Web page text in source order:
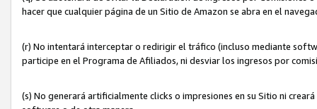
hacer que cualquier página de un Sitio de Amazon se abra en el
(r) No intentará interceptar o redirigir el tráfico (incluso mediante
participe en el Programa de Afiliados, ni desviar los ingresos por
(s) No generará artificialmente clicks o impresiones en su Sitio ni